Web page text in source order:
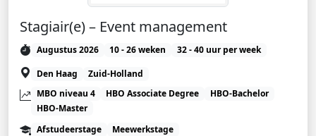
Stagiair(e) – Event management
Augustus 2026 10 - 26 weken
32 - 40 uur per week
Den Haag
Zuid-Holland
MBO niveau 4
HBO Associate Degree
HBO-Bachelor
HBO-Master
Afstudeerstage
Meewerkstage